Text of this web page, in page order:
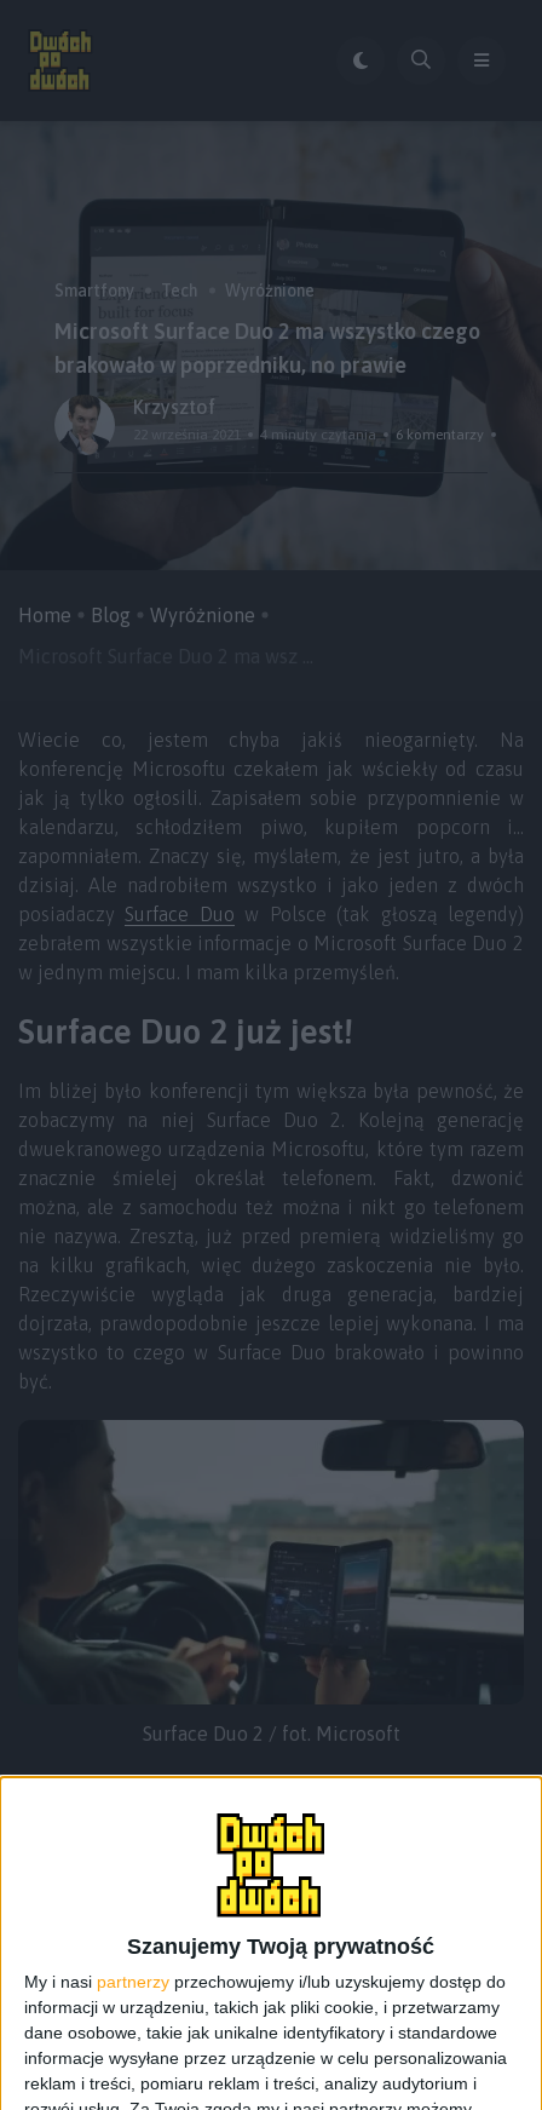
Szanujemy Twoją prywatność
My i nasi partnerzy przechowujemy i/lub uzyskujemy dostęp do
informacji w urządzeniu, takich jak pliki cookie, i przetwarzamy
dane osobowe, takie jak unikalne identyfikatory i standardowe
informacje wysyłane przez urządzenie w celu personalizowania
reklam i treści, pomiaru reklam i treści, analizy audytorium i
Smartfony Tech Wyróżnione
Microsoft Surface Duo 2 ma wszystko czego
brakowało w poprzedniku, no prawie
Krzysztof
22 września 2021 4 minuty czytania 6 komentarzy
Home Blog
Wyróżnione
Wiecie co, jestem chyba jakiś nieogarnięty. Na
konferencję Microsoftu czekałem jak wściekły od czasu
jak ją tylko ogłosili. Zapisałem sobie przypomnienie w
kalendarzu, schłodziłem piwo, kupiłem popcorn i…
zapomniałem. Znaczy się, myślałem, że jest jutro, a była
dzisiaj. Ale nadrobiłem wszystko i jako jeden z dwóch
posiadaczySurface Duo w Polsce (tak głoszą legendy)
zebrałem wszystkie informacje o Microsoft Surface Duo 2
w jednym miejscu. I mam kilka przemyśleń.
Surface Duo 2 już jest!
Im bliżej było konferencji tym większa była pewność, że
zobaczymy na niej Surface Duo 2. Kolejną generację
dwuekranowego urządzenia Microsoftu, które tym razem
znacznie śmielej określał telefonem. Fakt, dzwonić
można, ale z samochodu też można i nikt go telefonem
nie nazywa. Zresztą, już przed premierą widzieliśmy go
na kilku grafikach, więc dużego zaskoczenia nie było.
Rzeczywiście wygląda jak druga generacja, bardziej
dojrzała, prawdopodobnie jeszcze lepiej wykonana. I ma
wszystko to czego w Surface Duo brakowało i powinno
być.
Surface Duo 2 / fot. Microsoft
Topowy procesor i łączność 5G? Jest, bo w 2. generacji
Surface Duo wsadzono Snapdragona 888. To co aktualnie
w smartfonach jest najlepsze i lepiej jak to było przy
pierwszym Duo (ten miał Snapa 855). W każdej wersji jest
Jest i według specyfikacji ma 4449 mAh, czyli jest o
około 20% pojemniejszy. Jeszcze większy wyświetlacz? A
i owszem. Obydwa ekrany, nadal wykonane w technice
AMOLED, urosły do 5,8 cala, co po rozłożeniu zamienia się
w 8,3-calowy wyświetlacz. Ale najlepsze tu jest jednak to,
że zwiększyła się częstotliwość odświeżania i teraz